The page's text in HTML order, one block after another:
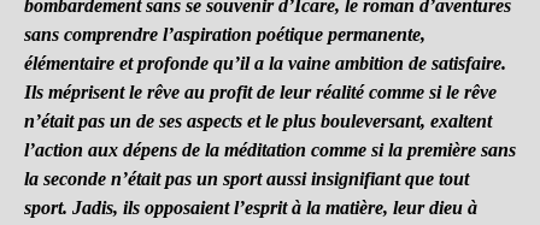
bombardement sans se souvenir d’Icare, le roman d’aventures
sans comprendre l’aspiration poétique permanente,
élémentaire et profonde qu’il a la vaine ambition de satisfaire.
Ils méprisent le rêve au profit de leur réalité comme si le rêve
n’était pas un de ses aspects et le plus bouleversant, exaltent
l’action aux dépens de la méditation comme si la première sans
la seconde n’était pas un sport aussi insignifiant que tout
sport. Jadis, ils opposaient l’esprit à la matière, leur dieu à